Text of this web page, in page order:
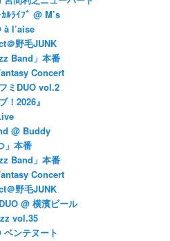
ﾙﾗｲﾌﾞ @ M’s
à l’aise
＠野毛JUNK
Band」本番
Concert
ミDUO vol.2
！2026』
@ Buddy
」本番
Band」本番
Concert
＠野毛JUNK
@ 横濱ビール
vol.35
ンテヌート